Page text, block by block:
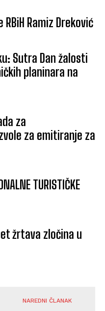
Ramiz Dreković
Sutra Dan žalosti
planinara na
za
za emitiranje za
TURISTIČKE
žrtava zločina u
NAREDNI ČLANAK